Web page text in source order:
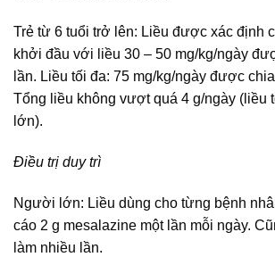
Trẻ từ 6 tuổi trở lên: Liều được xác định
khởi đầu với liều 30 – 50 mg/kg/ngày
lần. Liều tối đa: 75 mg/kg/ngày được
Tổng liều không vượt quá 4 g/ngày (liều
lớn).
Điều trị duy trì
Người lớn: Liều dùng cho từng bệnh
cáo 2 g mesalazine một lần mỗi ngày.
làm nhiều lần.